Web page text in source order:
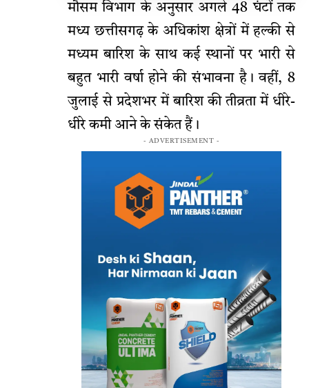
मौसम विभाग के अनुसार अगले 48 घंटों तक
मध्य छत्तीसगढ़ के अधिकांश क्षेत्रों में हल्की से
मध्यम बारिश के साथ कई स्थानों पर भारी से
बहुत भारी वर्षा होने की संभावना है। वहीं, 8
जुलाई से प्रदेशभर में बारिश की तीव्रता में धीरे-
धीरे कमी आने के संकेत हैं।
- ADVERTISEMENT -